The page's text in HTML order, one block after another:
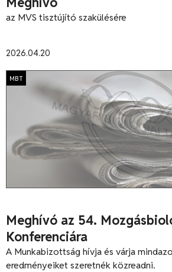
2026.04.20
az MVS tisztújító szakülésére
Meghívó az 54.
Konferenciára
MBT
A Munkabizottság hívja és várja
eredményeiket szeretnék közreadni.